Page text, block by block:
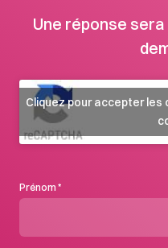
Une réponse
Cliquez pour accepter
Prénom *